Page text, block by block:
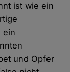
ist wie ein
ein
und Opfer